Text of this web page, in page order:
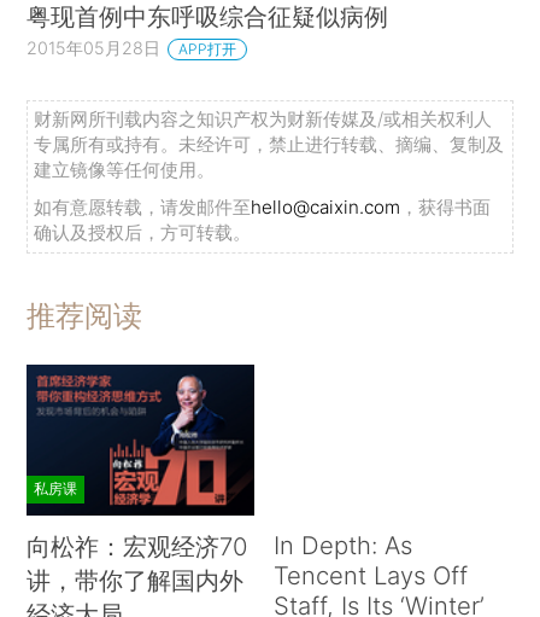
粤现首例中东呼吸综合征疑似病例
2015年05月28日 APP打开
财新网所刊载内容之知识产权为财新传媒及/或相关权利人
专属所有或持有。未经许可，禁止进行转载、摘编、复制及
建立镜像等任何使用。
如有意愿转载，请发邮件至hello@caixin.com ，获得书面
确认及授权后，方可转载。
推荐阅读
私房课
向松祚：宏观经济70
讲，带你了解国内外
In Depth: As
Tencent Lays Off
Staff, Is Its ‘Winter’